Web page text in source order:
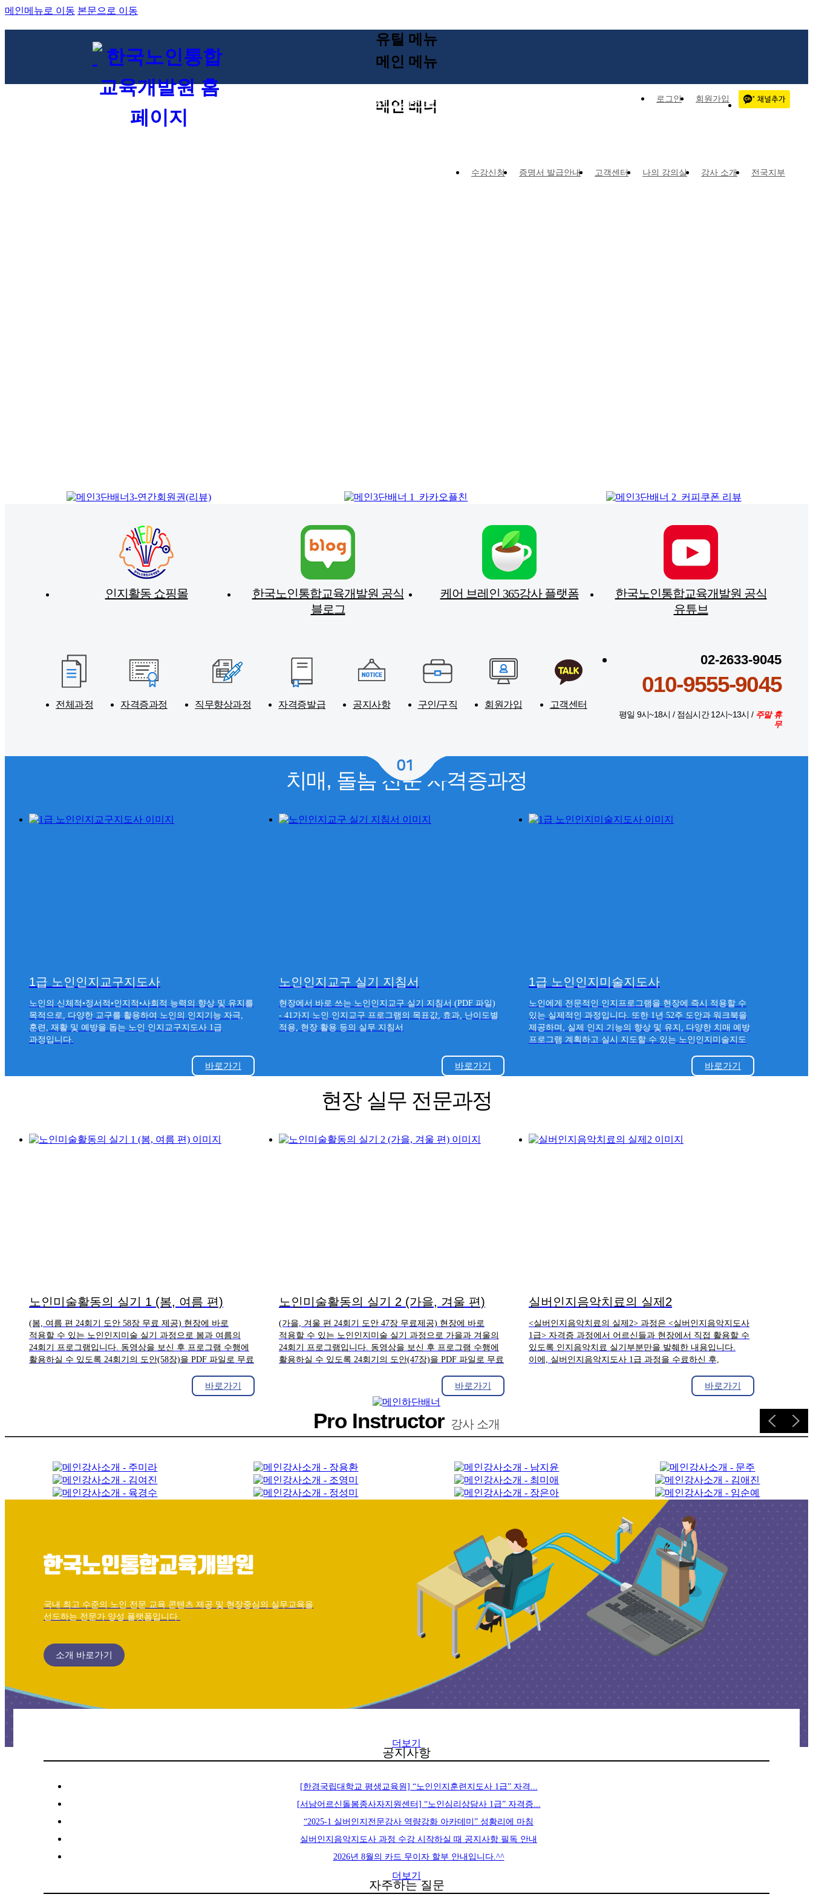
메인메뉴로 이동 본문으로 이동
유틸 메뉴
로그인 회원가입
수강신청 증명서 발급안내 고객센터 나의 강의실 강사 소개 전국지부
메인 배너
인지활동 쇼핑몰
한국노인통합교육개발원 공식
블로그
케어 브레인 365강사 플랫폼
한국노인통합교육개발원 공식
유튜브
전체과정 자격증과정 직무향상과정 자격증발급 공지사항 구인/구직 회원가입 고객센터
02-2633-9045
010-9555-9045
평일 9시~18시 / 점심시간 12시~13시 / 주말 휴
무
치매, 돌봄 전문 자격증과정
1급 노인인지교구지도사
노인의 신체적•정서적•인지적•사회적 능력의 향상 및 유지를
목적으로, 다양한 교구를 활용하여 노인의 인지기능 자극,
훈련, 재활 및 예방을 돕는 노인 인지교구지도사 1급
과정입니다.
바로가기
노인인지교구 실기 지침서
현장에서 바로 쓰는 노인인지교구 실기 지침서 (PDF 파일)
- 41가지 노인 인지교구 프로그램의 목표값, 효과, 난이도별
적용, 현장 활용 등의 실무 지침서
바로가기
1급 노인인지미술지도사
노인에게 전문적인 인지프로그램을 현장에 즉시 적용할 수
있는 실제적인 과정입니다. 또한 1년 52주 도안과 워크북을
제공하며, 실제 인지 기능의 향상 및 유지, 다양한 치매 예방
프로그램 계획하고 실시 지도할 수 있는 노인인지미술지도
바로가기
현장 실무 전문과정
노인미술활동의 실기 1 (봄, 여름 편)
(봄, 여름 편 24회기 도안 58장 무료 제공) 현장에 바로
적용할 수 있는 노인인지미술 실기 과정으로 봄과 여름의
24회기 프로그램입니다. 동영상을 보신 후 프로그램 수행에
활용하실 수 있도록 24회기의 도안(58장)을 PDF 파일로 무료
바로가기
노인미술활동의 실기 2 (가을, 겨울 편)
(가을, 겨울 편 24회기 도안 47장 무료제공) 현장에 바로
적용할 수 있는 노인인지미술 실기 과정으로 가을과 겨울의
24회기 프로그램입니다. 동영상을 보신 후 프로그램 수행에
활용하실 수 있도록 24회기의 도안(47장)을 PDF 파일로 무료
바로가기
실버인지음악치료의 실제2
<실버인지음악치료의 실제2> 과정은 <실버인지음악지도사
1급> 자격증 과정에서 어르신들과 현장에서 직접 활용할 수
있도록 인지음악치료 실기부분만을 발췌한 내용입니다.
이에, 실버인지음악지도사 1급 과정을 수료하신 후,
실버인지음악지도사 강사로 활동하실 분들이 활용하실 수
바로가기
Pro Instructor 강사 소개
국내 최고 수준의 노인 전문 교육 콘텐츠 제공 및 현장중심의 실무교육을
선도하는 전문가 양성 플랫폼입니다.
소개 바로가기
공지사항
더보기
[한경국립대학교 평생교육원] “노인인지훈련지도사 1급” 자격...
[서남어르신돌봄종사자지원센터] “노인심리상담사 1급” 자격증...
“2025-1 실버인지전문강사 역량강화 아카데미” 성황리에 마침
실버인지음악지도사 과정 수강 시작하실 때 공지사항 필독 안내
2026년 8월의 카드 무이자 할부 안내입니다.^^
자주하는 질문
더보기
메인 메뉴
강사 소개전국지부